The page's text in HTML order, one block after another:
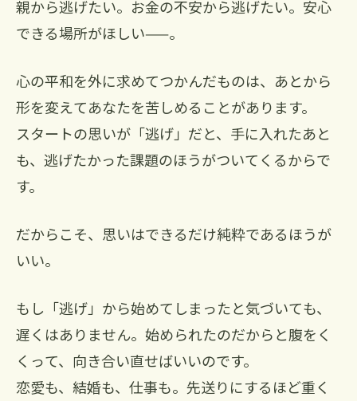
親から逃げたい。お金の不安から逃げたい。安心
できる場所がほしい——。
心の平和を外に求めてつかんだものは、あとから
形を変えてあなたを苦しめることがあります。
スタートの思いが「逃げ」だと、手に入れたあと
も、逃げたかった課題のほうがついてくるからで
す。
だからこそ、思いはできるだけ純粋であるほうが
いい。
もし「逃げ」から始めてしまったと気づいても、
遅くはありません。始められたのだからと腹をく
くって、向き合い直せばいいのです。
恋愛も、結婚も、仕事も。先送りにするほど重く